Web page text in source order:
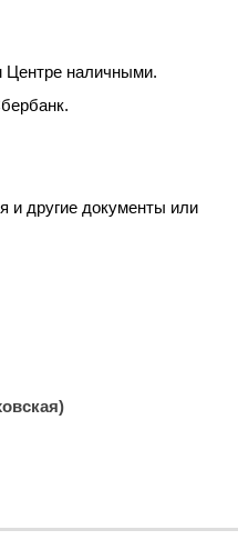
Центре наличными.
и другие документы или